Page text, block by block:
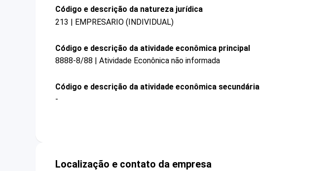
Código e descrição da natureza jurídica
213 | EMPRESARIO (INDIVIDUAL)
Código e descrição da atividade econômica principal
8888-8/88 | Atividade Econônica não informada
Código e descrição da atividade econômica secundária
-
Localização e contato da empresa